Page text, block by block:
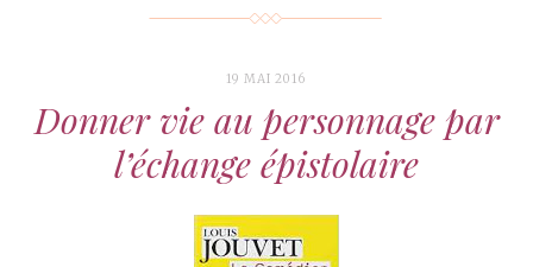
19 MAI 2016
Donner vie au personnage par
l’échange épistolaire